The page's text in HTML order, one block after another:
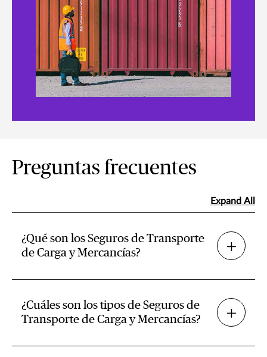
Preguntas frecuentes
Expand All
¿Qué son los Seguros de Transporte
de Carga y Mercancías?
¿Cuáles son los tipos de Seguros de
Transporte de Carga y Mercancías?